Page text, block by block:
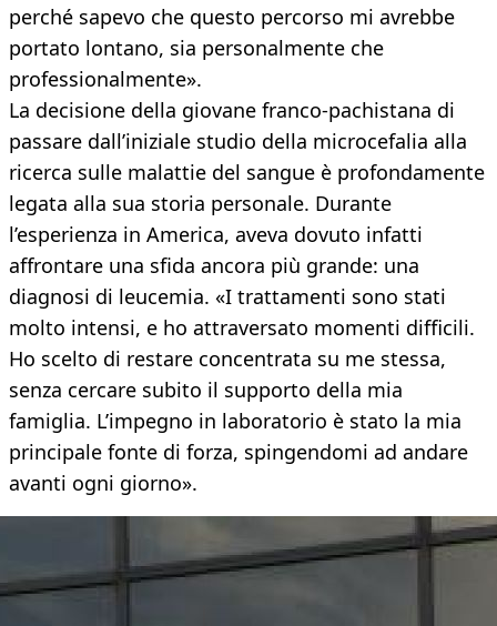
perché sapevo che questo percorso mi avrebbe
portato lontano, sia personalmente che
professionalmente».
La decisione della giovane franco-pachistana di
passare dall’iniziale studio della microcefalia alla
ricerca sulle malattie del sangue è profondamente
legata alla sua storia personale. Durante
l’esperienza in America, aveva dovuto infatti
affrontare una sfida ancora più grande: una
diagnosi di leucemia. «I trattamenti sono stati
molto intensi, e ho attraversato momenti difficili.
Ho scelto di restare concentrata su me stessa,
senza cercare subito il supporto della mia
famiglia. L’impegno in laboratorio è stato la mia
principale fonte di forza, spingendomi ad andare
avanti ogni giorno».